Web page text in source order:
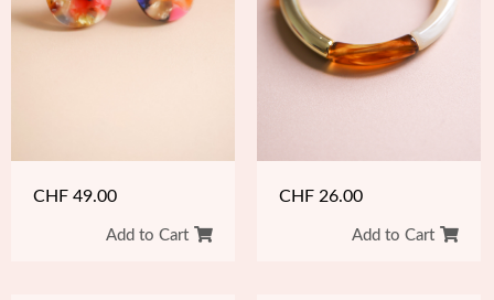
CHF 49.00
Add to Cart
CHF 26.00
Add to Cart